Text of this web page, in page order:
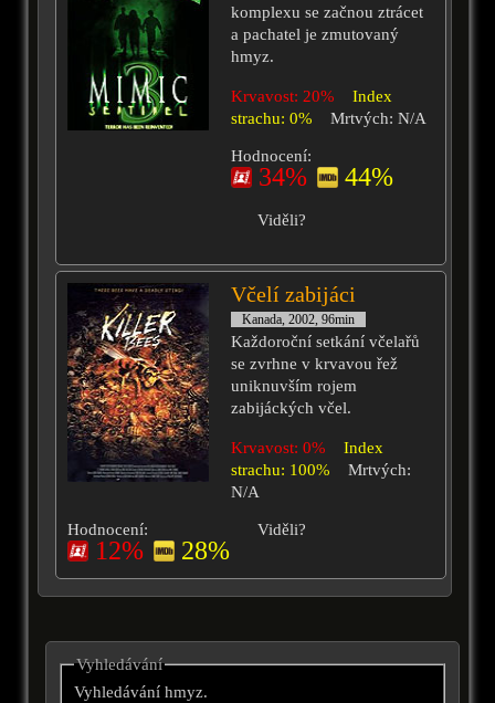
komplexu se začnou ztrácet
a pachatel je zmutovaný
hmyz.
Krvavost: 20%
Index
strachu: 0%
Mrtvých: N/A
Hodnocení:
34% 44%
Viděli?
Včelí zabijáci
Kanada, 2002, 96min
Každoroční setkání včelařů
se zvrhne v krvavou řež
uniknuvším rojem
zabijáckých včel.
Krvavost: 0%
Index
strachu: 100%
Mrtvých:
N/A
Hodnocení:
12% 28%
Viděli?
Vyhledávání
Vyhledávání hmyz.